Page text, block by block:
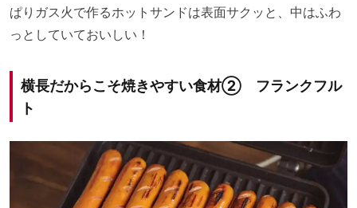
ぱりガス火で作るホットサンドは表面サクッと、中はふわ
っとしていておいしい！
横長だからこそ焼きやすい食材② フランクフル
ト